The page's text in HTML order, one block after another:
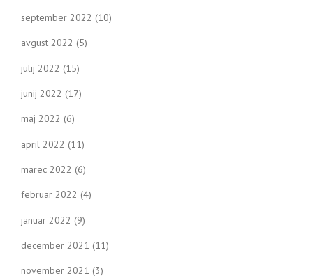
september 2022 (10)
avgust 2022 (5)
julij 2022 (15)
junij 2022 (17)
maj 2022 (6)
april 2022 (11)
marec 2022 (6)
februar 2022 (4)
januar 2022 (9)
december 2021 (11)
november 2021 (3)